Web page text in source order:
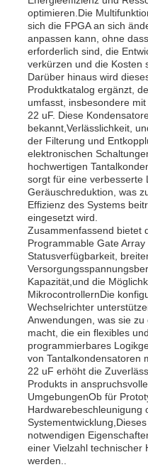
Über uns
Werksbesichtigung
Qualitätskontrolle
Kontakt mit uns
Nachrichten
Fälle
FPGA-
MCU-Mikroregler-
SOC-System auf dem
MPU-IC
optimieren.Die
sich die FPGA an sich
anpassen kann, ohne
erforderlich sind, die
verkürzen und die Kosten
Darüber hinaus wird
Produktkatalog ergänzt,
umfasst, insbesondere
22 uF. Diese
bekannt,Verlässlichkeit,
der Filterung und
elektronischen
hochwertigen
sorgt für eine verbesserte
Geräuschreduktion, was
Effizienz des Systems
eingesetzt wird.
Zusammenfassend bietet
Programmable Gate
Statusverfügbarkeit,
Kapazität,und die
MikrocontrollernDie
Wechselrichter
Anwendungen, was sie
macht, die ein flexibles
programmierbares
von Tantalkondensatoren
22 uF erhöht die
Produkts in
UmgebungenOb für
Hardwarebeschleunigung
notwendigen
einer Vielzahl technischer
werden..